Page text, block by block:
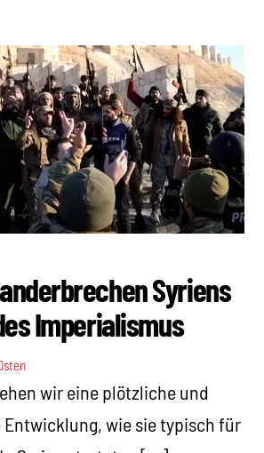
Syriens
Imperialismus
wir eine plötzliche und
wie sie typisch für